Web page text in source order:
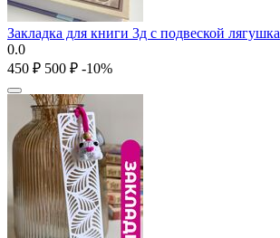
Закладка для книги 3д с подвеской лягушка
0.0
‍450‍ ₽ ‍500‍ ₽ -10%